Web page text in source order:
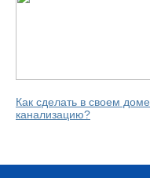
Как сделать в своем доме
канализацию?